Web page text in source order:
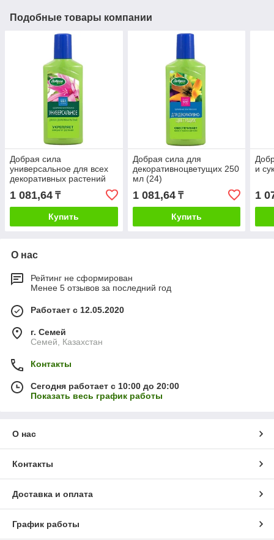
Подобные товары компании
Добрая сила
универсальное для всех
декоративных растений
(комнатных и
балконных)250 мл (24)
1 081,64 ₸
Купить
Добрая сила для
декоративноцветущих 250
мл (24)
1 081,64₸
Купить
и
1
О нас
Рейтинг не сформирован
Менее 5 отзывов за последний год
Работает с 12.05.2020
г. Семей
Семей, Казахстан
Контакты
Сегодня работает с 10:00 до 20:00
Показать весь график работы
О нас
Контакты
Доставка и оплата
График работы